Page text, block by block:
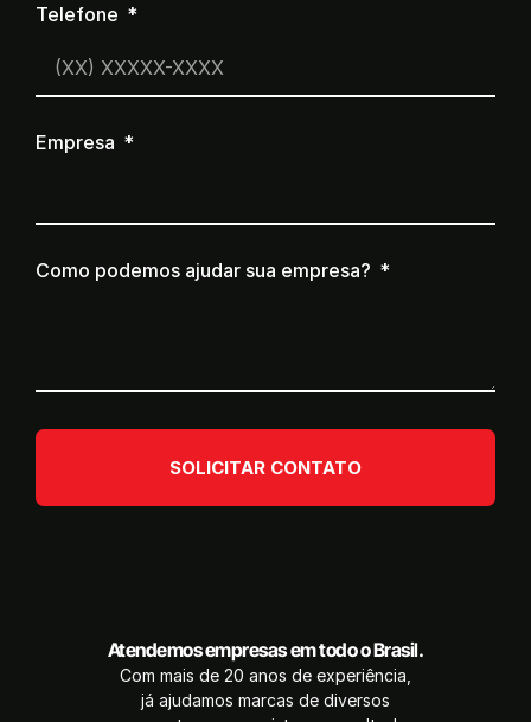
Telefone
Empresa
Como podemos ajudar sua empresa?
SOLICITAR CONTATO
Atendemos empresas em todo o Brasil.
Com mais de 20 anos de experiência,
já ajudamos marcas de diversos